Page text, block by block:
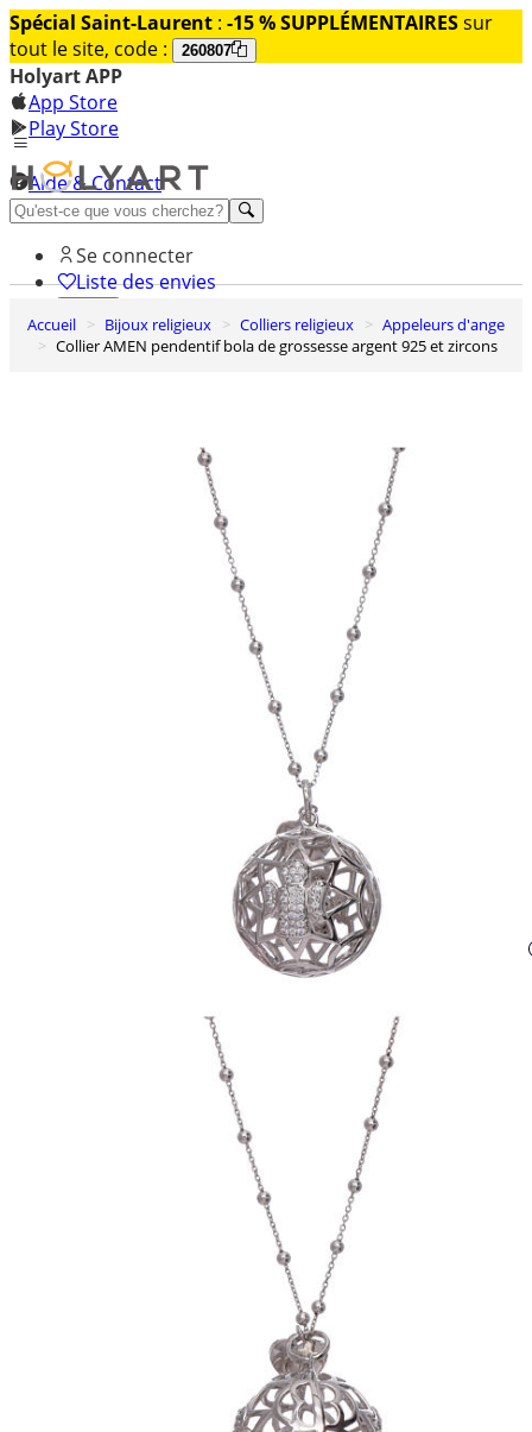
Spécial Saint-Laurent : -15 % SUPPLÉMENTAIRESsur
tout le site, code :
260807
Holyart APP
App Store
Play Store
Aide & Contact
Découvrez Premium
Se connecter
Liste des envies
0
Panier
Accueil Bijoux religieux Colliers religieux
Appeleurs d'ange
Collier AMEN pendentif bola de grossesse argent 925 et zircons